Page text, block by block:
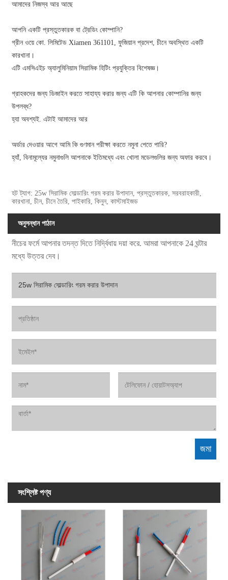
আমাদের নিজস্ব আর আছে
আপনি একটি প্রস্তুতকারক বা ট্রেডিং কোম্পানি?
গ্রীন ওয়ে কো. লিমিটেড Xiamen 361101, ফুজিয়ান প্রদেশ, চীনে অবস্থিত একটি
কারখানা।
এটি এমসিএইচ অ্যালুমিনিয়াম সিরামিক হিটিং প্রযুক্তির বিশেষজ্ঞ।
গ্রাহকদের জন্য ডিজাইন করতে সাহায্য করার জন্য এটি কি আপনার কোম্পানির জন্য
উপলব্ধ?
হ্যা অবশ্যই. এটাই আমাদের আর
অর্ডার দেওয়ার আগে আমি কি গুণমান পরীক্ষা করতে নমুনা পেতে পারি?
হ্যাঁ, বিনামূল্যের নমুনাগুলি আপনাকে ইতিমধ্যে এবং খোলা মডেলগুলির জন্য অফার করবে।
হট ট্যাগ: 25w সিরামিক সোল্ডারিং গরম করার উপাদান, প্রস্তুতকারক, সরবরাহকারী,
কারখানা, চীন, চীনে তৈরি, পাইকারি, কিনুন, কাস্টমাইজড
অনুসন্ধান পাঠান
নীচের ফর্মে আপনার তদন্ত দিতে নির্দ্বিধায় দয়া করে. আমরা আপনাকে 24 ঘন্টার
মধ্যে উত্তর দেব।
সংশ্লিষ্ট পণ্য